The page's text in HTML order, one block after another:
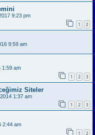
9:23 pm
1 2
9:59 am
1:59 am
1 2 3
Siteler
1:37 am
1 2 3
2:44 am
1 2